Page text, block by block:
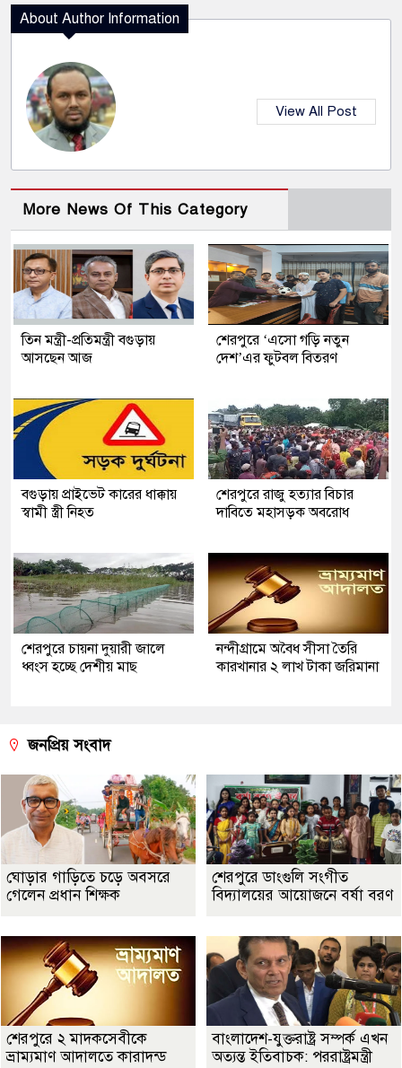
About Author Information
View All Post
More News Of This Category
তিন মন্ত্রী-প্রতিমন্ত্রী বগুড়ায়
আসছেন আজ
শেরপুরে ‘এসো গড়ি নতুন
দেশ’এর ফুটবল বিতরণ
বগুড়ায় প্রাইভেট কারের ধাক্কায়
স্বামী স্ত্রী নিহত
শেরপুরে রাজু হত্যার বিচার
দাবিতে মহাসড়ক অবরোধ
শেরপুরে চায়না দুয়ারী জালে
ধ্বংস হচ্ছে দেশীয় মাছ
নন্দীগ্রামে অবৈধ সীসা তৈরি
কারখানার ২ লাখ টাকা জরিমানা
জনপ্রিয় সংবাদ
ঘোড়ার গাড়িতে চড়ে অবসরে
গেলেন প্রধান শিক্ষক
শেরপুরে ডাংগুলি সংগীত
বিদ্যালয়ের আয়োজনে বর্ষা বরণ
শেরপুরে ২ মাদকসেবীকে
ভ্রাম্যমাণ আদালতে কারাদন্ড
বাংলাদেশ-যুক্তরাষ্ট্র সম্পর্ক এখন
অত্যন্ত ইতিবাচক: পররাষ্ট্রমন্ত্রী